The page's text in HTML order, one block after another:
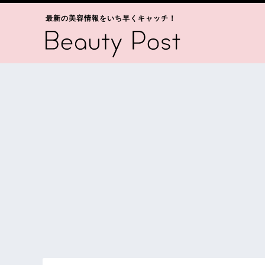
最新の美容情報をいち早くキャッチ！